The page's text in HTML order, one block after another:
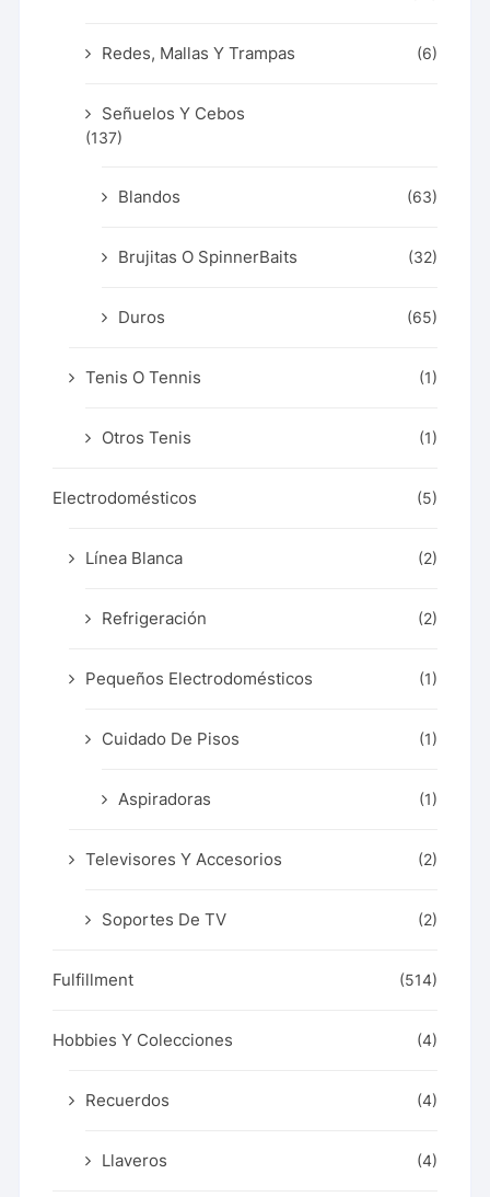
Redes, Mallas Y Trampas (6)
Señuelos Y Cebos
(137)
Blandos (63)
Brujitas O SpinnerBaits (32)
Duros (65)
Tenis O Tennis (1)
Otros Tenis (1)
Electrodomésticos (5)
Línea Blanca (2)
Refrigeración (2)
Pequeños Electrodomésticos (1)
Cuidado De Pisos (1)
Aspiradoras (1)
Televisores Y Accesorios (2)
Soportes De TV (2)
Fulfillment (514)
Hobbies Y Colecciones (4)
Recuerdos (4)
Llaveros (4)